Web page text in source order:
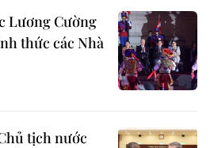
Lương Cường
thức các Nhà
tịch nước